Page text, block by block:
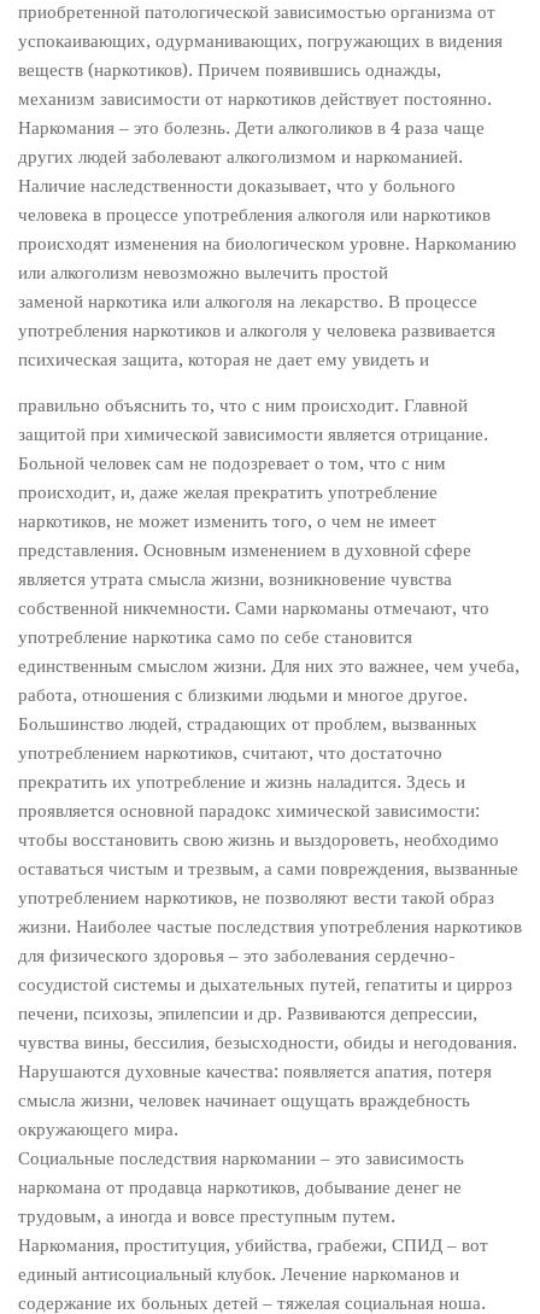
приобретенной патологической зависимостью организма от
успокаивающих, одурманивающих, погружающих в видения
веществ (наркотиков). Причем появившись однажды,
механизм зависимости от наркотиков действует постоянно.
Наркомания – это болезнь. Дети алкоголиков в 4 раза чаще
других людей заболевают алкоголизмом и наркоманией.
Наличие наследственности доказывает, что у больного
человека в процессе употребления алкоголя или наркотиков
происходят изменения на биологическом уровне. Наркоманию
или алкоголизм невозможно вылечить простой
заменой наркотика или алкоголя на лекарство. В процессе
употребления наркотиков и алкоголя у человека развивается
психическая защита, которая не дает ему увидеть и
правильно объяснить то, что с ним происходит. Главной
защитой при химической зависимости является отрицание.
Больной человек сам не подозревает о том, что с ним
происходит, и, даже желая прекратить употребление
наркотиков, не может изменить того, о чем не имеет
представления. Основным изменением в духовной сфере
является утрата смысла жизни, возникновение чувства
собственной никчемности. Сами наркоманы отмечают, что
употребление наркотика само по себе становится
единственным смыслом жизни. Для них это важнее, чем учеба,
работа, отношения с близкими людьми и многое другое.
Большинство людей, страдающих от проблем, вызванных
употреблением наркотиков, считают, что достаточно
прекратить их употребление и жизнь наладится. Здесь и
проявляется основной парадокс химической зависимости:
чтобы восстановить свою жизнь и выздороветь, необходимо
оставаться чистым и трезвым, а сами повреждения, вызванные
употреблением наркотиков, не позволяют вести такой образ
жизни. Наиболее частые последствия употребления наркотиков
для физического здоровья – это заболевания сердечно-
сосудистой системы и дыхательных путей, гепатиты и цирроз
печени, психозы, эпилепсии и др. Развиваются депрессии,
чувства вины, бессилия, безысходности, обиды и негодования.
Нарушаются духовные качества: появляется апатия, потеря
смысла жизни, человек начинает ощущать враждебность
окружающего мира.
Социальные последствия наркомании – это зависимость
наркомана от продавца наркотиков, добывание денег не
трудовым, а иногда и вовсе преступным путем.
Наркомания, проституция, убийства, грабежи, СПИД – вот
единый антисоциальный клубок. Лечение наркоманов и
содержание их больных детей – тяжелая социальная ноша.